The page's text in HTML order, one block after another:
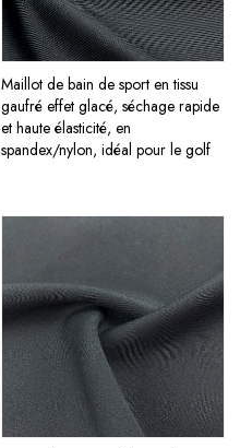
Maillot de bain de sport en tissu
gaufré effet glacé, séchage rapide
et haute élasticité, en
spandex/nylon, idéal pour le golf